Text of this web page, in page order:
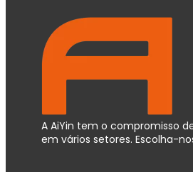
A AiYin tem o compromisso
em vários setores. Escolha-